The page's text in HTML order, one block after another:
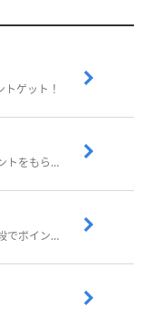
トゲット！
歩いてポイ活！日常生活でお得にポイントをもらおう
歩いたりアンケート回答など幅広い手段でポイントをゲット